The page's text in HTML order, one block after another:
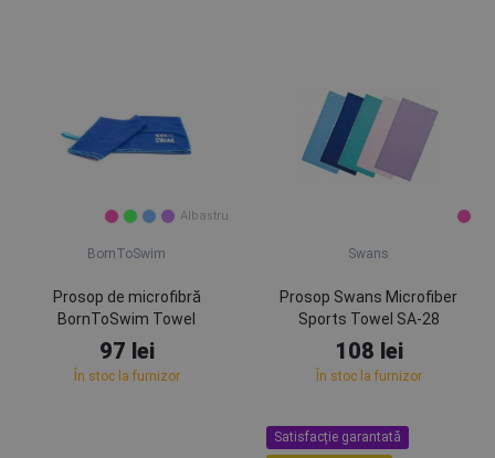
Albastru
BornToSwim
Prosop de microfibră
BornToSwim Towel
97 lei
În stoc la furnizor
Swans
Prosop Swans Microfiber
Sports Towel SA-28
108 lei
În stoc la furnizor
Satisfacție garantată